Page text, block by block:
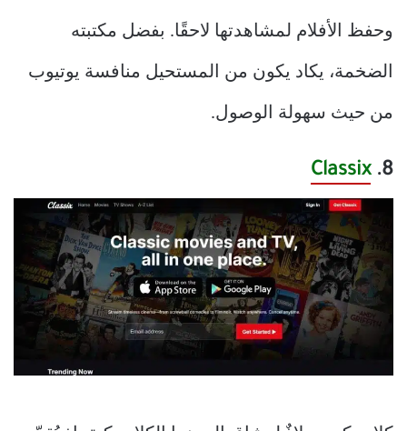
وحفظ الأفلام لمشاهدتها لاحقًا. بفضل مكتبته
الضخمة، يكاد يكون من المستحيل منافسة يوتيوب
من حيث سهولة الوصول.
8.
Classix